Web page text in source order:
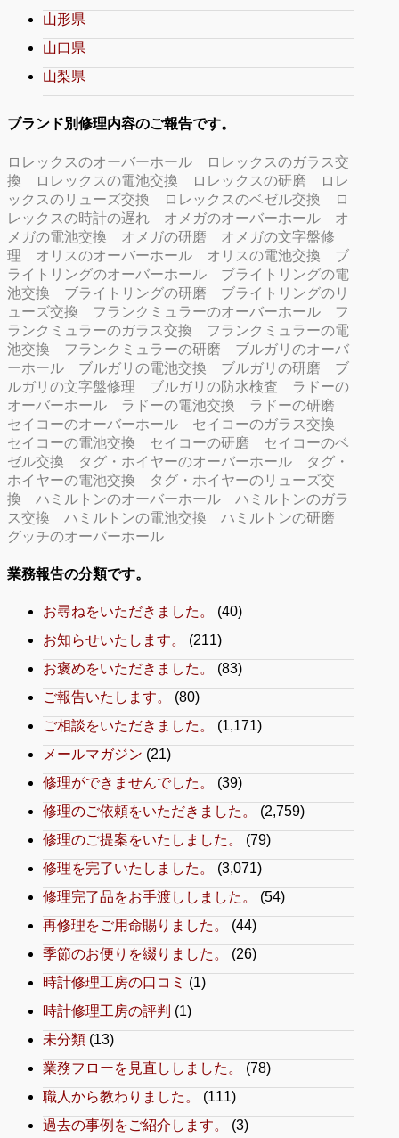
山形県
山口県
山梨県
ブランド別修理内容のご報告です。
ロレックスのオーバーホール
ロレックスのガラス交
換
ロレックスの電池交換 ロレックスの研磨
ロレ
ックスのリューズ交換
ロレックスのベゼル交換
ロ
レックスの時計の遅れ
オメガのオーバーホール
オ
メガの電池交換
オメガの研磨
オメガの文字盤修
理
オリスのオーバーホール オリスの電池交換
ブ
ライトリングのオーバーホール
ブライトリングの電
池交換
ブライトリングの研磨
ブライトリングのリ
ューズ交換
フランクミュラーのオーバーホール
フ
ランクミュラーのガラス交換
フランクミュラーの電
池交換
フランクミュラーの研磨
ブルガリのオーバ
ーホール
ブルガリの電池交換 ブルガリの研磨
ブ
ルガリの文字盤修理
ブルガリの防水検査
ラドーの
オーバーホール
ラドーの電池交換
ラドーの研磨
セイコーのオーバーホール
セイコーのガラス交換
セイコーの電池交換
セイコーの研磨
セイコーのベ
ゼル交換
タグ・ホイヤーのオーバーホール
タグ・
ホイヤーの電池交換
タグ・ホイヤーのリューズ交
換
ハミルトンのオーバーホール
ハミルトンのガラ
ス交換
ハミルトンの電池交換
ハミルトンの研磨
グッチのオーバーホール
業務報告の分類です。
お尋ねをいただきました。
(40)
お知らせいたします。
(211)
お褒めをいただきました。
(83)
ご報告いたします。
(80)
ご相談をいただきました。
(1,171)
メールマガジン (21)
修理ができませんでした。
(39)
修理のご依頼をいただきました。
(2,759)
修理のご提案をいたしました。
(79)
修理を完了いたしました。
(3,071)
修理完了品をお手渡ししました。
(54)
再修理をご用命賜りました。
(44)
季節のお便りを綴りました。
(26)
時計修理工房の口コミ (1)
時計修理工房の評判 (1)
未分類 (13)
業務フローを見直ししました。
(78)
職人から教わりました。
(111)
過去の事例をご紹介します。
(3)